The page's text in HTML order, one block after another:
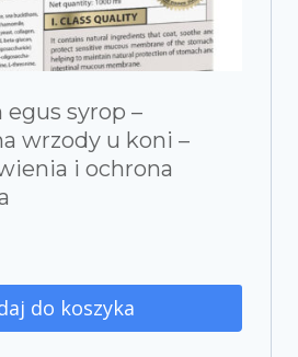
syrop –
wrzody u koni –
i ochrona
do koszyka